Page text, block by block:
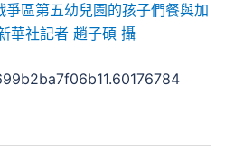
區第五幼兒園的孩子們餐與加
華社記者 趙子碩 攝